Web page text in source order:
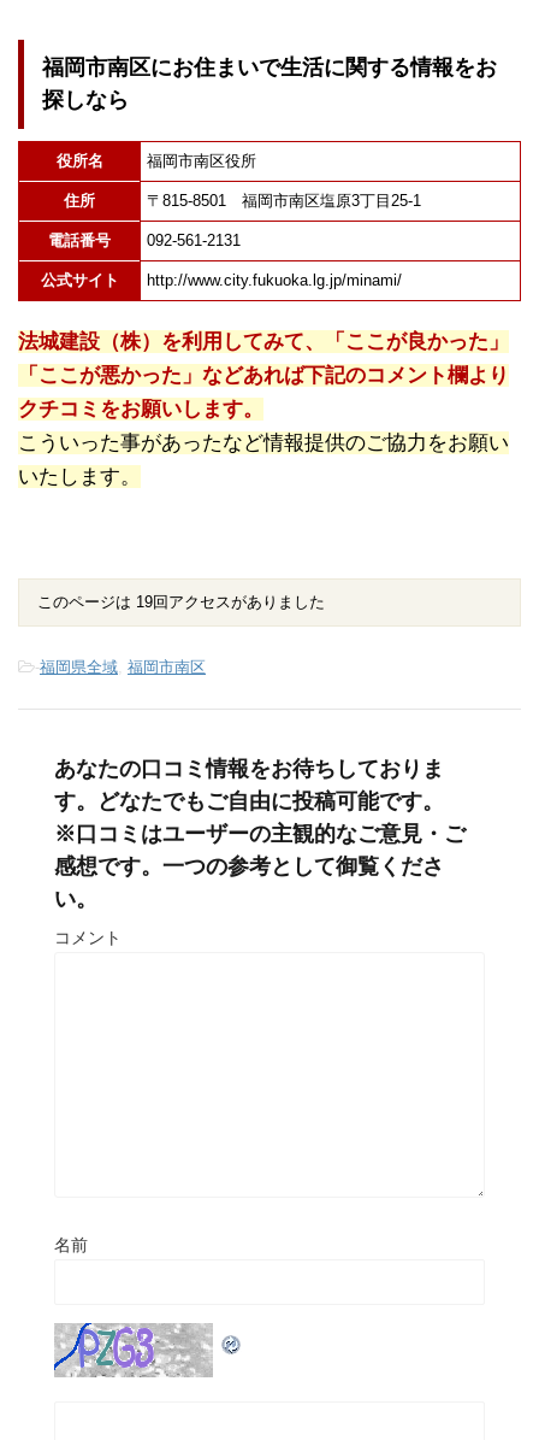
福岡市南区にお住まいで生活に関する情報をお
探しなら
役所名 福岡市南区役所
住所 〒815-8501 福岡市南区塩原3丁目25-1
電話番号 092-561-2131
公式サイト http://www.city.fukuoka.lg.jp/minami/
法城建設（株）を利用してみて、「ここが良かった」
「ここが悪かった」などあれば下記のコメント欄より
クチコミをお願いします。
こういった事があったなど情報提供のご協力をお願い
いたします。
このページは 19回アクセスがありました
-福岡県全域, 福岡市南区
あなたの口コミ情報をお待ちしておりま
す。どなたでもご自由に投稿可能です。
※口コミはユーザーの主観的なご意見・ご
感想です。一つの参考として御覧くださ
い。
コメント
名前